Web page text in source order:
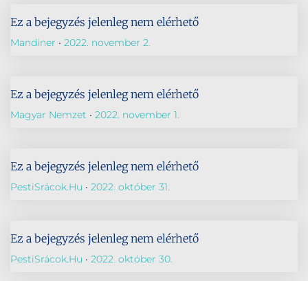
Ez a bejegyzés jelenleg nem elérhető
Mandiner 2022. november 2.
Ez a bejegyzés jelenleg nem elérhető
Magyar Nemzet 2022. november 1.
Ez a bejegyzés jelenleg nem elérhető
PestiSrácok.hu 2022. október 31.
Ez a bejegyzés jelenleg nem elérhető
PestiSrácok.hu 2022. október 30.